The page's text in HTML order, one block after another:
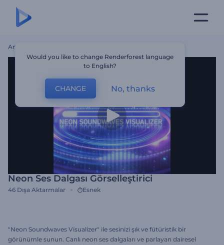
Ana Sayfa
Neon Ses Dalgası Görselleştirici
46 Dışa Aktarmalar Esnek
"Neon Soundwaves Visualizer" ile sesinizi şık ve fütüristik bir
görünümle sunun. Canlı neon ses dalgaları ve parlayan dairesel
Would you like to change Renderforest language
to English?
CHANGE No, thanks